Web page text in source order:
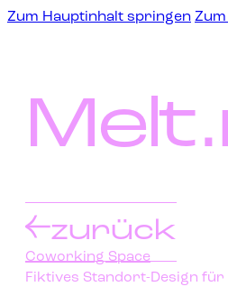
Zum Hauptinhalt springen
zurück
Coworking Space
Fiktives Standort-Design